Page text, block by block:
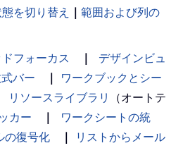
を切り替え ｜ 範囲および列の
フォーカス ｜
デザインビュ
バー ｜
ワークブックとシー
リソースライブラリ
（オートテ
カー ｜
ワークシートの統
の復号化 ｜
リストからメール